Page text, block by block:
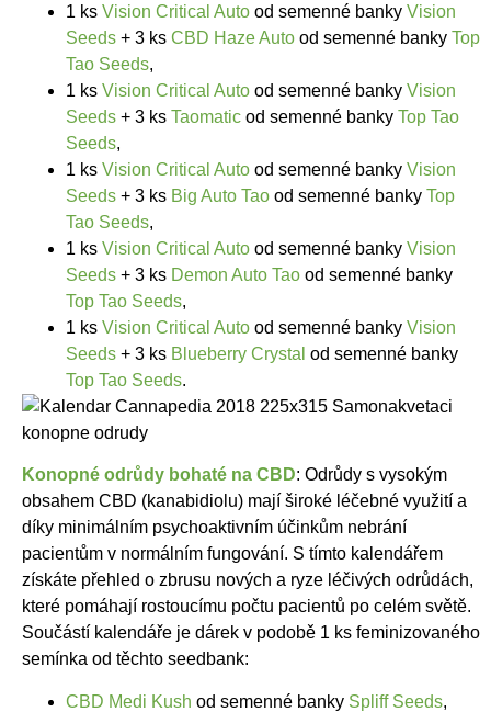
1 ks Vision Critical Auto od semenné banky Vision
Seeds + 3 ks CBD Haze Auto od semenné banky Top
Tao Seeds,
1 ks Vision Critical Auto od semenné banky Vision
Seeds + 3 ks Taomatic od semenné banky Top Tao
Seeds,
1 ks Vision Critical Auto od semenné banky Vision
Seeds + 3 ks Big Auto Tao od semenné banky Top
Tao Seeds,
1 ks Vision Critical Auto od semenné banky Vision
Seeds + 3 ks Demon Auto Tao od semenné banky
Top Tao Seeds,
1 ks Vision Critical Auto od semenné banky Vision
Seeds + 3 ks Blueberry Crystal od semenné banky
Top Tao Seeds.
Konopné odrůdy bohaté na CBD: Odrůdy s vysokým
obsahem CBD (kanabidiolu) mají široké léčebné využití a
díky minimálním psychoaktivním účinkům nebrání
pacientům v normálním fungování. S tímto kalendářem
získáte přehled o zbrusu nových a ryze léčivých odrůdách,
které pomáhají rostoucímu počtu pacientů po celém světě.
Součástí kalendáře je dárek v podobě 1 ks feminizovaného
semínka od těchto seedbank:
CBD Medi Kush od semenné banky Spliff Seeds,